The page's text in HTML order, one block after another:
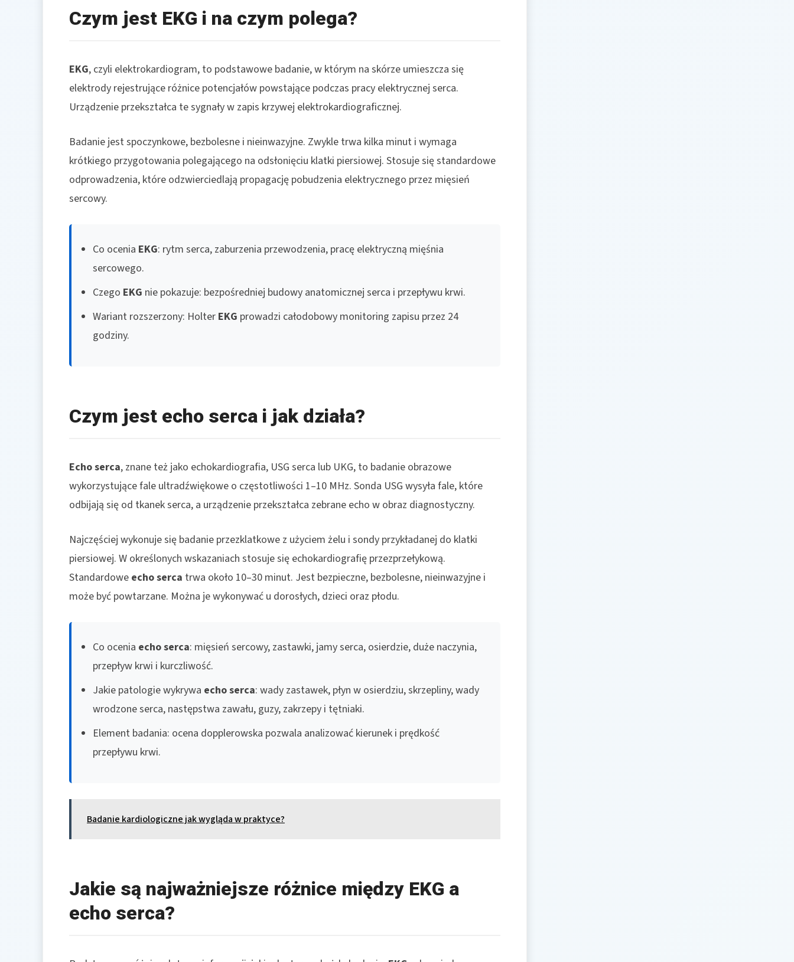
Czym jest EKG i na czym polega?
EKG, czyli elektrokardiogram, to podstawowe badanie, w którym na skórze umieszcza się
elektrody rejestrujące różnice potencjałów powstające podczas pracy elektrycznej serca.
Urządzenie przekształca te sygnały w zapis krzywej elektrokardiograficznej.
Badanie jest spoczynkowe, bezbolesne i nieinwazyjne. Zwykle trwa kilka minut i wymaga
krótkiego przygotowania polegającego na odsłonięciu klatki piersiowej. Stosuje się standardowe
odprowadzenia, które odzwierciedlają propagację pobudzenia elektrycznego przez mięsień
sercowy.
Co ocenia EKG: rytm serca, zaburzenia przewodzenia, pracę elektryczną mięśnia
sercowego.
Czego EKG nie pokazuje: bezpośredniej budowy anatomicznej serca i przepływu krwi.
Wariant rozszerzony: Holter EKG prowadzi całodobowy monitoring zapisu przez 24
godziny.
Czym jest echo serca i jak działa?
Echo serca, znane też jako echokardiografia, USG serca lub UKG, to badanie obrazowe
wykorzystujące fale ultradźwiękowe o częstotliwości 1–10 MHz. Sonda USG wysyła fale, które
odbijają się od tkanek serca, a urządzenie przekształca zebrane echo w obraz diagnostyczny.
Najczęściej wykonuje się badanie przezklatkowe z użyciem żelu i sondy przykładanej do klatki
piersiowej. W określonych wskazaniach stosuje się echokardiografię przezprzełykową.
Standardowe echo serca trwa około 10–30 minut. Jest bezpieczne, bezbolesne, nieinwazyjne i
może być powtarzane. Można je wykonywać u dorosłych, dzieci oraz płodu.
Co ocenia echo serca: mięsień sercowy, zastawki, jamy serca, osierdzie, duże naczynia,
przepływ krwi i kurczliwość.
Jakie patologie wykrywa echo serca: wady zastawek, płyn w osierdziu, skrzepliny, wady
wrodzone serca, następstwa zawału, guzy, zakrzepy i tętniaki.
Element badania: ocena dopplerowska pozwala analizować kierunek i prędkość
przepływu krwi.
Badanie kardiologiczne jak wygląda w praktyce?
Jakie są najważniejsze różnice między EKG a
echo serca?